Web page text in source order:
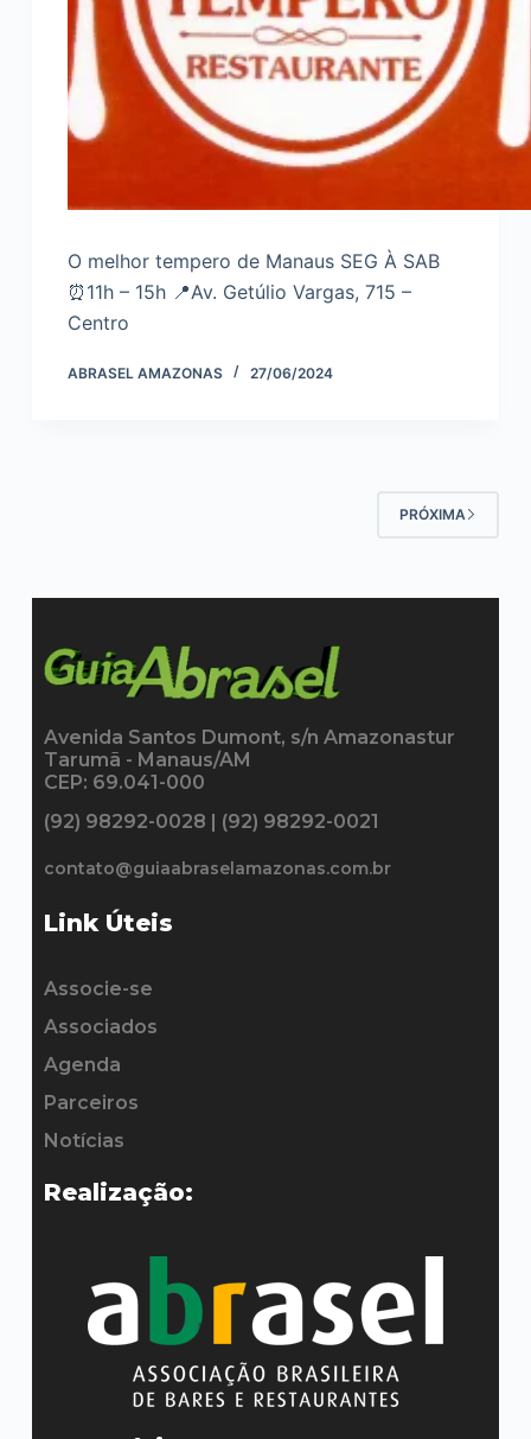
O melhor tempero de Manaus SEG À SAB
⏰11h – 15h 📍Av. Getúlio Vargas, 715 –
Centro
ABRASEL AMAZONAS 27/06/2024
PRÓXIMA
Avenida Santos Dumont, s/n Amazonastur
Tarumã - Manaus/AM
CEP: 69.041-000
(92) 98292-0028 | (92) 98292-0021
contato@guiaabraselamazonas.com.br
Link Úteis
Associe-se
Associados
Agenda
Parceiros
Notícias
Realização: